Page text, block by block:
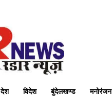
देश विदेश बुंदेलखण्ड मनोरंजन